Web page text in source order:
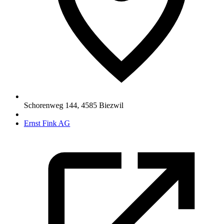
Schorenweg 144, 4585 Biezwil
Ernst Fink AG